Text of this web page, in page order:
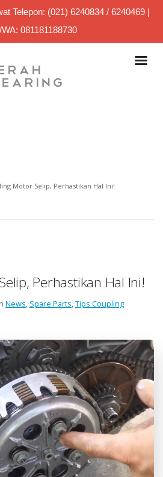
Telepon: (021) 6240834 / 6240469 |
081181188730
Motor Selip, Perhastikan Hal Ini!
Perhastikan Hal Ini!
News, Spare Parts,Tips Coupling